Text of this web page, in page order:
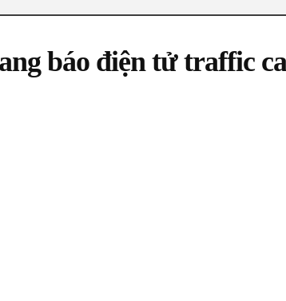
báo điện tử traffic